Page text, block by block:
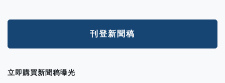
刊登新聞稿
立即購買新聞稿曝光